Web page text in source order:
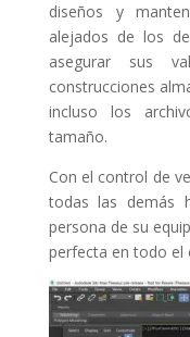
diseños y
alejados de los
asegurar sus
construcciones
incluso los
tamaño.
Con el control de
todas las demás
persona de su
perfecta en todo el